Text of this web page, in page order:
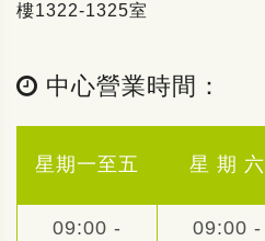
樓1322-1325室
中心營業時間：
星期一至五 星 期 六
09:00 - 09:00 -